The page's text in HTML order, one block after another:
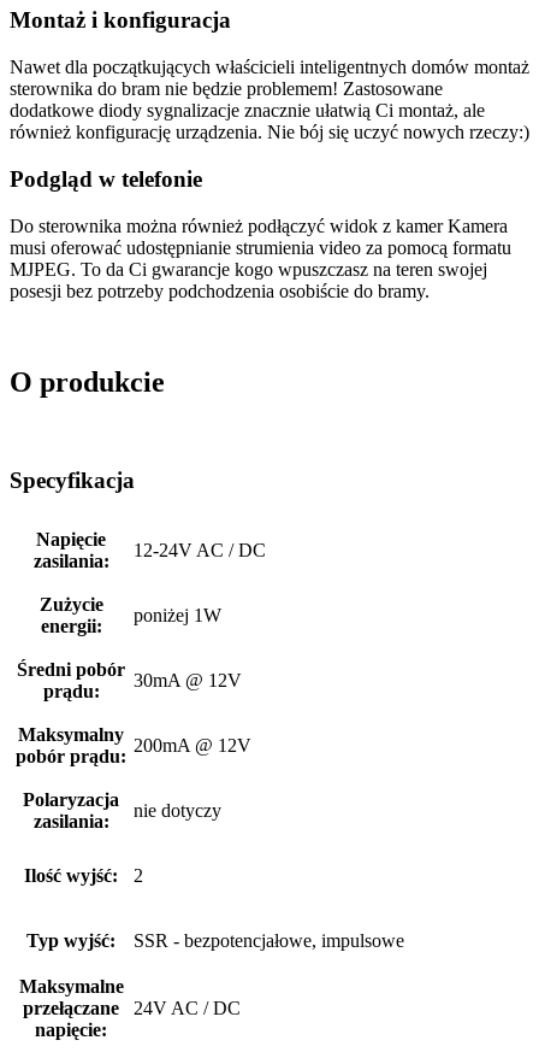
Montaż i konfiguracja
Nawet dla początkujących właścicieli inteligentnych domów montaż
sterownika do bram nie będzie problemem! Zastosowane
dodatkowe diody sygnalizacje znacznie ułatwią Ci montaż, ale
również konfigurację urządzenia. Nie bój się uczyć nowych rzeczy:)
Podgląd w telefonie
Do sterownika można również podłączyć widok z kamer Kamera
musi oferować udostępnianie strumienia video za pomocą formatu
MJPEG. To da Ci gwarancje kogo wpuszczasz na teren swojej
posesji bez potrzeby podchodzenia osobiście do bramy.
O produkcie
Specyfikacja
Napięcie
zasilania:
12-24V AC / DC
Zużycie
energii:
poniżej 1W
Średni pobór
prądu:
30mA @ 12V
Maksymalny
pobór prądu:
200mA @ 12V
Polaryzacja
zasilania:
nie dotyczy
Ilość wyjść: 2
Typ wyjść: SSR - bezpotencjałowe, impulsowe
Maksymalne
przełączane
napięcie:
24V AC / DC